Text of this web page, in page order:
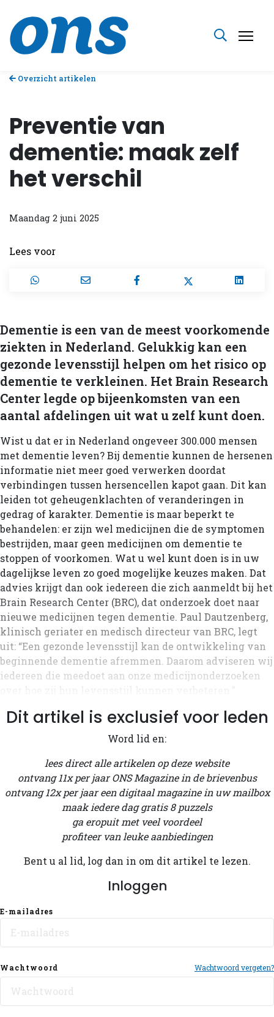
Overzicht artikelen
Preventie van
dementie: maak zelf
het verschil
Maandag 2 juni 2025
Lees voor
Dementie is een van de meest voorkomende
ziekten in Nederland. Gelukkig kan een
gezonde levensstijl helpen om het risico op
dementie te verkleinen. Het Brain Research
Center legde op bijeenkomsten van een
aantal afdelingen uit wat u zelf kunt doen.
Wist u dat er in Nederland ongeveer 300.000 mensen
met dementie leven? Bij dementie kunnen de hersenen
informatie niet meer goed verwerken doordat
verbindingen tussen hersencellen kapot gaan. Dit kan
leiden tot geheugenklachten of veranderingen in
gedrag of karakter. Dementie is maar beperkt te
behandelen: er zijn wel medicijnen die de symptomen
bestrijden, maar geen medicijnen om dementie te
stoppen of voorkomen. Wat u wel kunt doen is in uw
dagelijkse leven zo goed mogelijke keuzes maken. Dat
advies krijgt dan ook iedereen die zich aanmeldt bij het
Brain Research Center (BRC), dat onderzoek doet naar
nieuwe medicijnen tegen dementie. Paul Dautzenberg,
klinisch geriater en medisch directeur van BRC, legt
uit: “Een gezonde levensstijl kan de ontwikkeling van
beginnende dementie afremmen. Daarom adviseren wij
iedereen die meedoet aan onze medicijnonderzoeken
Dit artikel is exclusief voor leden
Word lid en:
lees direct alle artikelen op deze website
ontvang 11x per jaar ONS Magazine in de brievenbus
ontvang 12x per jaar een digitaal magazine in uw mailbox
maak iedere dag gratis 8 puzzels
ga eropuit met veel voordeel
profiteer van leuke aanbiedingen
Bent u al lid, log dan in om dit artikel te lezen.
Inloggen
E-mailadres
Wachtwoord Wachtwoord vergeten?